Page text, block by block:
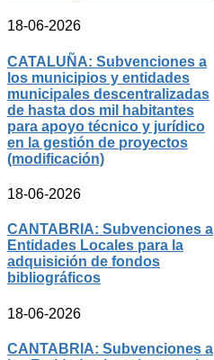
18-06-2026
CATALUÑA: Subvenciones a
los municipios y entidades
municipales descentralizadas
de hasta dos mil habitantes
para apoyo técnico y jurídico
en la gestión de proyectos
(modificación)
18-06-2026
CANTABRIA: Subvenciones a
Entidades Locales para la
adquisición de fondos
bibliográficos
18-06-2026
CANTABRIA: Subvenciones a